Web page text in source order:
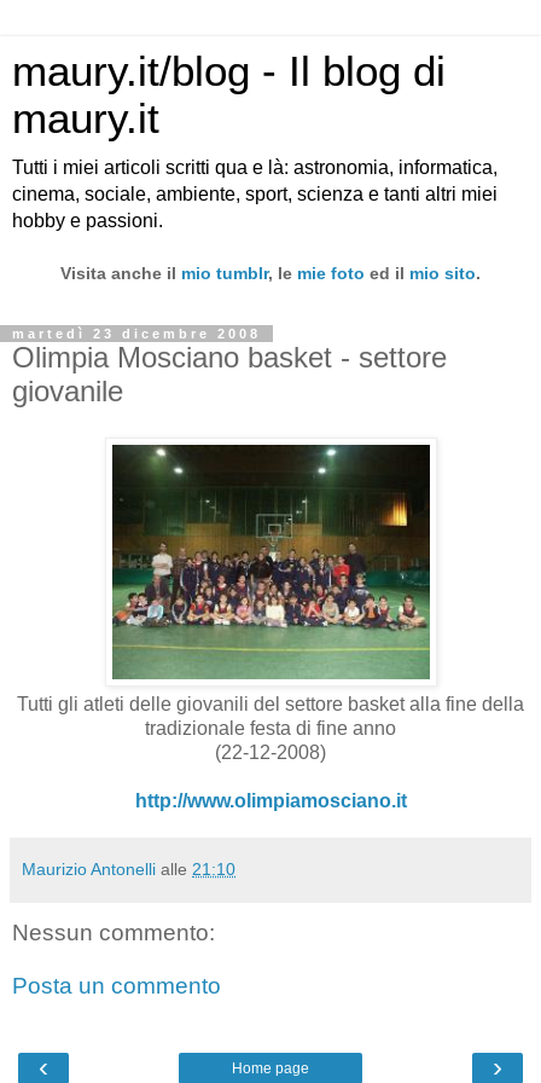
maury.it/blog - Il blog di
maury.it
Tutti i miei articoli scritti qua e là: astronomia, informatica,
cinema, sociale, ambiente, sport, scienza e tanti altri miei
hobby e passioni.
Visita anche il mio tumblr, le mie foto ed il mio sito.
martedì 23 dicembre 2008
Olimpia Mosciano basket - settore
giovanile
Tutti gli atleti delle giovanili del settore basket alla fine della
tradizionale festa di fine anno
(22-12-2008)
http://www.olimpiamosciano.it
Maurizio Antonelli alle 21:10
Nessun commento:
Posta un commento
‹ ›
Home page